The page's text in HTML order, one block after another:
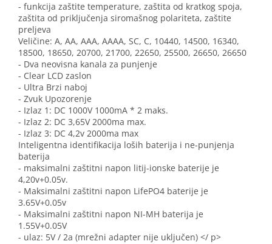
- funkcija zaštite temperature, zaštita od kratkog spoja,
zaštita od priključenja siromašnog polariteta, zaštite
preljeva
Veličine: A, AA, AAA, AAAA, SC, C, 10440, 14500, 16340,
18500, 18650, 20700, 21700, 22650, 25500, 26650, 26650
- Dva neovisna kanala za punjenje
- Clear LCD zaslon
- Ultra Brzi naboj
- Zvuk Upozorenje
- Izlaz 1: DC 1000V 1000mA * 2 maks.
- Izlaz 2: DC 3,65V 2000ma max.
- Izlaz 3: DC 4,2v 2000ma max
Inteligentna identifikacija loših baterija i ne-punjenja
baterija
- maksimalni zaštitni napon litij-ionske baterije je
4,20v+0.05v.
- Maksimalni zaštitni napon LifePO4 baterije je
3.65V+0.05v
- Maksimalni zaštitni napon NI-MH baterija je
1.55V+0.05V
- ulaz: 5V / 2a (mrežni adapter nije uključen) </ p>